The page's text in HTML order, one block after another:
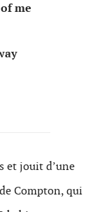
me
et jouit d’une
Compton, qui